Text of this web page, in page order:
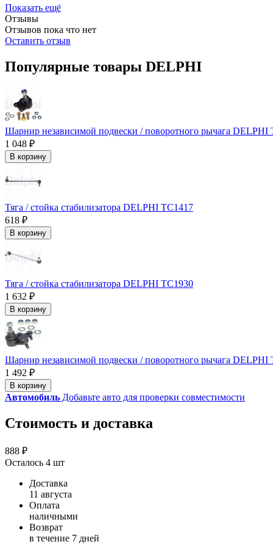
Показать ещё
Отзывы
Отзывов пока что нет
Оставить отзыв
Популярные товары DELPHI
Шарнир независимой подвески / поворотного рычага DELPHI
1 048 ₽
В корзину
Тяга / стойка стабилизатора DELPHI TC1417
618 ₽
В корзину
Тяга / стойка стабилизатора DELPHI TC1930
1 632 ₽
В корзину
Шарнир независимой подвески / поворотного рычага DELPHI
1 492 ₽
В корзину
Автомобиль Добавьте авто для проверки совместимости
Стоимость и доставка
888 ₽
Осталось 4 шт
Доставка
11 августа
Оплата
наличными
Возврат
в течение 7 дней